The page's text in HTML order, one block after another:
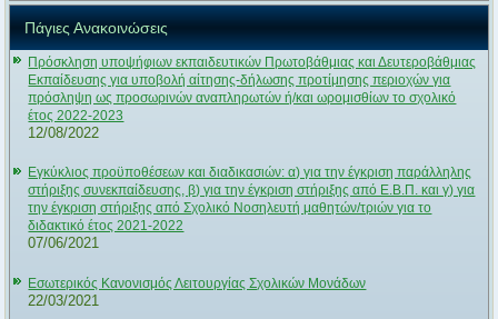
Πάγιες Ανακοινώσεις
Πρόσκληση υποψήφιων εκπαιδευτικών Πρωτοβάθμιας και Δευτεροβάθμιας
Εκπαίδευσης για υποβολή αίτησης-δήλωσης προτίμησης περιοχών για
πρόσληψη ως προσωρινών αναπληρωτών ή/και ωρομισθίων το σχολικό
έτος 2022-2023
12/08/2022
Εγκύκλιος προϋποθέσεων και διαδικασιών: α) για την έγκριση παράλληλης
στήριξης συνεκπαίδευσης, β) για την έγκριση στήριξης από Ε.Β.Π. και γ) για
την έγκριση στήριξης από Σχολικό Νοσηλευτή μαθητών/τριών για το
διδακτικό έτος 2021-2022
07/06/2021
Εσωτερικός Κανονισμός Λειτουργίας Σχολικών Μονάδων
22/03/2021